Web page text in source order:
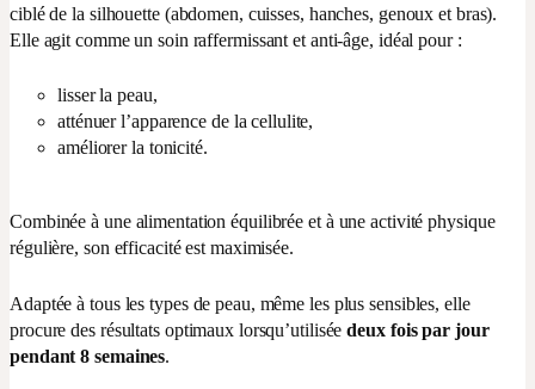
ciblé de la silhouette (abdomen, cuisses, hanches, genoux et bras).
Elle agit comme un soin raffermissant et anti-âge, idéal pour :
lisser la peau,
atténuer l’apparence de la cellulite,
améliorer la tonicité.
Combinée à une alimentation équilibrée et à une activité physique
régulière, son efficacité est maximisée.
Adaptée à tous les types de peau, même les plus sensibles, elle
procure des résultats optimaux lorsqu’utiliséedeux fois par jour
pendant 8 semaines.